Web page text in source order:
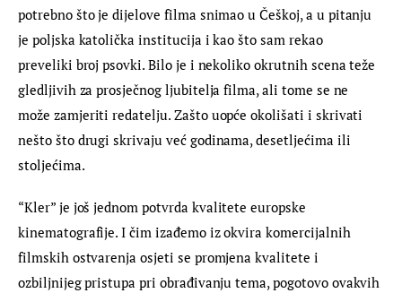
potrebno što je dijelove filma snimao u Češkoj, a u pitanju
je poljska katolička institucija i kao što sam rekao
preveliki broj psovki. Bilo je i nekoliko okrutnih scena teže
gledljivih za prosječnog ljubitelja filma, ali tome se ne
može zamjeriti redatelju. Zašto uopće okolišati i skrivati
nešto što drugi skrivaju već godinama, desetljećima ili
stoljećima.
“Kler” je još jednom potvrda kvalitete europske
kinematografije. I čim izađemo iz okvira komercijalnih
filmskih ostvarenja osjeti se promjena kvalitete i
ozbiljnijeg pristupa pri obrađivanju tema, pogotovo ovakvih